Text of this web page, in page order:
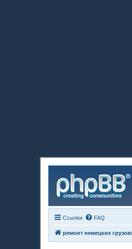
Ссылки FAQ
ремонт немецких